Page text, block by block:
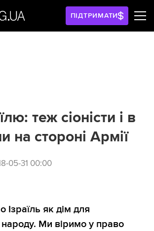
ПІДТРИМАТИ
теж сіоністи і в
на стороні Армії
05-31 00:00
як дім для
Ми віримо у право